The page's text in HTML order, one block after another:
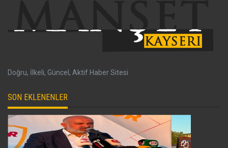
Doğru, İlkeli, Güncel, Aktif Haber Sitesi
SON EKLENENLER